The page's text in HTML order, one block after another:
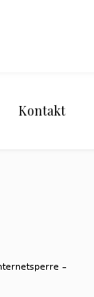
Kontakt
–